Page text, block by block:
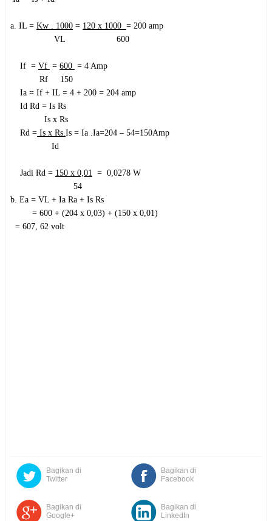
a. IL = Kw . 1000 = 120 x 1000 = 200 amp
VL 600
If = Vf = 600 = 4 Amp
Rf 150
Ia = If + IL = 4 + 200 = 204 amp
Id Rd = Is Rs
Is x Rs
Rd = Is x Rs.Is = Ia .Ia=204 – 54=150Amp
Id
Jadi Rd = 150 x 0,01 = 0,0278 W
54
b. Ea = VL + Ia Ra + Is Rs
= 600 + (204 x 0,03) + (150 x 0,01)
= 607, 62 volt
Bagikan di
Facebook
Bagikan di
Twitter
Bagikan di
Google+
Bagikan di
LinkedIn